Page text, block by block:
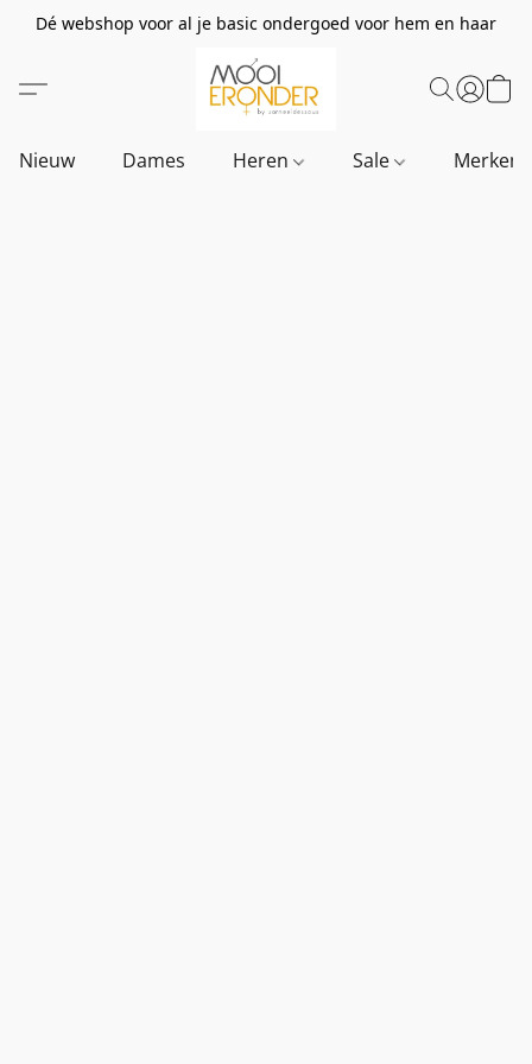
Dé webshop voor al je basic ondergoed voor hem en haar
Nieuw Dames Heren Sale Merken